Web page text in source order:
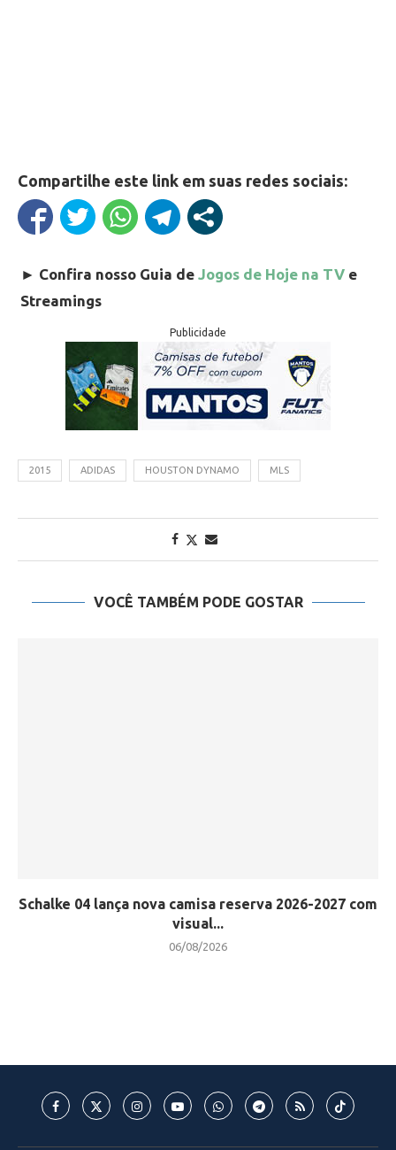
Compartilhe este link em suas redes sociais:
► Confira nosso Guia de Jogos de Hoje na TV e
Streamings
Publicidade
2015 ADIDAS HOUSTON DYNAMO MLS
VOCÊ TAMBÉM PODE GOSTAR
Schalke 04 lança nova camisa reserva 2026-2027 com
visual...
06/08/2026